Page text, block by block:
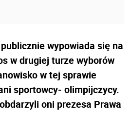
wypowiada się na
w drugiej turze wyborów
w tej sprawie
sportowcy- olimpijczycy.
oni prezesa Prawa